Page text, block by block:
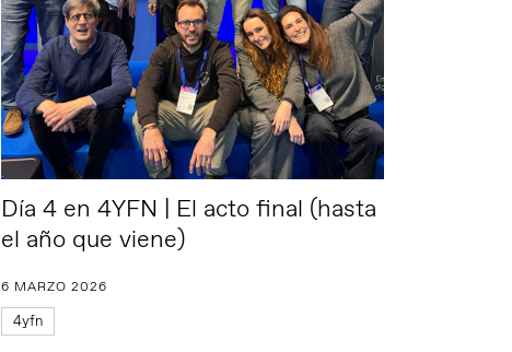
Día 4 en 4YFN | El acto final (hasta
el año que viene)
6 MARZO 2026
4yfn